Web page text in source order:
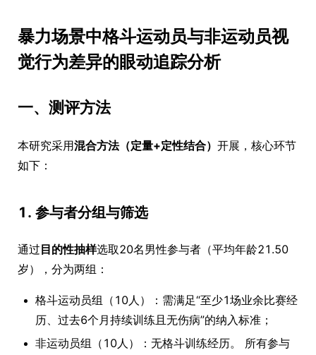
暴力场景中格斗运动员与非运动员视
觉行为差异的眼动追踪分析
一、测评方法
本研究采用混合方法（定量+定性结合） 开展，核心环节
如下：
1. 参与者分组与筛选
通过目的性抽样选取20名男性参与者（平均年龄21.50
岁），分为两组：
格斗运动员组（10人）：需满足“至少1场业余比赛经
历、过去6个月持续训练且无伤病”的纳入标准；
非运动员组（10人）：无格斗训练经历。 所有参与